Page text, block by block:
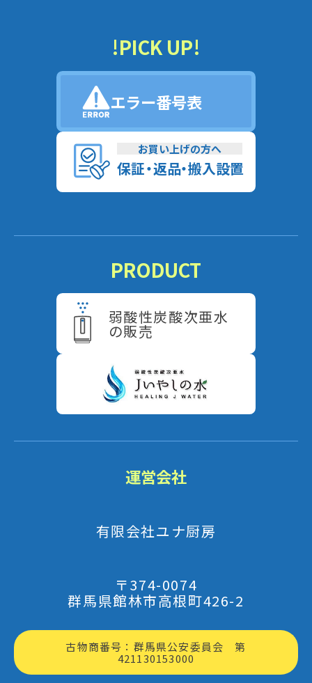
!PICK UP!
エラー番号表
お買い上げの方へ
保証・返品・搬入設置
PRODUCT
弱酸性炭酸次亜水
の販売
運営会社
有限会社ユナ厨房
〒374-0074
群馬県館林市高根町426-2
古物商番号：群馬県公安委員会 第
421130153000